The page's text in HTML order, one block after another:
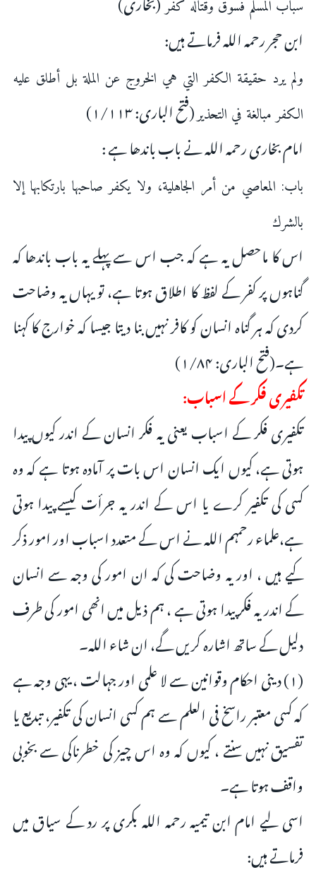
سباب المسلم فسوق وقتاله كفر
ابن حجر رحمہ اللہ فرماتے ہیں:
ولم يرد حقيقة الكفر التي ‌هي ‌الخروج ‌عن ‌الملة بل أطلق عليه
الكفر مبالغة في التحذير(فتح الباری: ۱/۱۱۳)
امام بخاری رحمہ اللہ نے باب باندھا ہے :
باب: المعاصي من أمر الجاهلية، ولا يكفر صاحبها بارتكابها إلا
بالشرك
اس کا ماحصل یہ ہے کہ جب اس سے پہلے یہ باب باندھا کہ
گناہوں پر کفر کے لفظ کا اطلاق ہوتا ہے، تو یہاں یہ وضاحت
کردی کہ ہر گناہ انسان کو کافر نہیں بنا دیتا جیسا کہ خوارج کا کہنا
ہے۔(فتح الباری: ۱/۸۴)
تکفیری فکر کے اسباب:
تکفیری فکر کے اسباب یعنی یہ فکر انسان کے اندر کیوں پیدا
ہوتی ہے، کیوں ایک انسان اس بات پر آمادہ ہوتا ہے کہ وہ
کسی کی تکفیر کرے یا اس کے اندر یہ جرأت کیسے پیدا ہوتی
ہے،علماء رحمہم اللہ نے اس کے متعدد اسباب اور امور ذکر
کیے ہیں ، اور یہ وضاحت کی کہ ان امور کی وجہ سے انسان
کے اندر یہ فکر پیدا ہوتی ہے ، ہم ذیل میں انھی امور کی طرف
دلیل کے ساتھ اشارہ کریں گے، ان شاء اللہ۔
(۱) دینی احکام وقوانین سے لا علمی اور جہالت ، یہی وجہ ہے
کہ کسی معتبر راسخ فی العلم سے ہم کسی انسان کی تکفیر، تبدیع یا
تفسیق نہیں سنتے ، کیوں کہ وہ اس چیز کی خطرناکی سے بخوبی
واقف ہوتا ہے۔
اسی لیے امام ابن تیمیہ رحمہ اللہ بکری پر رد کے سیاق میں
فرماتے ہیں: